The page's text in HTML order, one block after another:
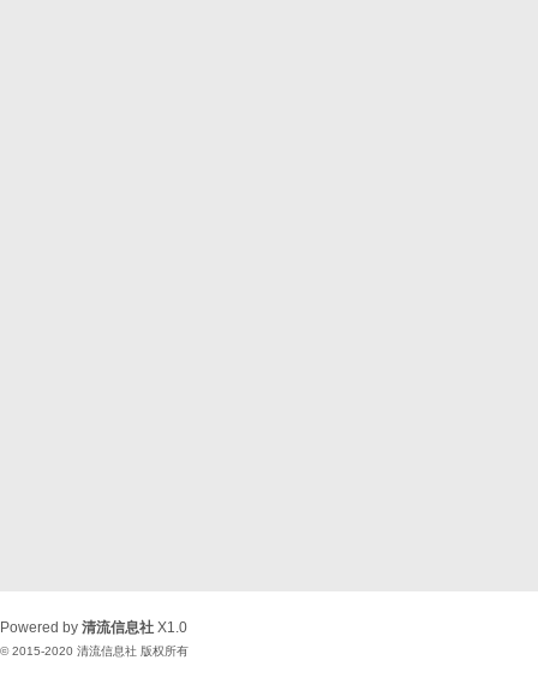
Powered by 清流信息社 X1.0
© 2015-2020 清流信息社 版权所有